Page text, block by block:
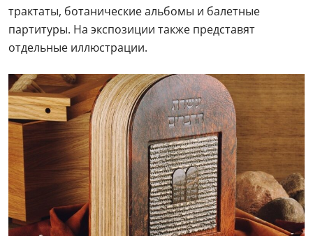
трактаты, ботанические альбомы и балетные
партитуры. На экспозиции также представят
отдельные иллюстрации.